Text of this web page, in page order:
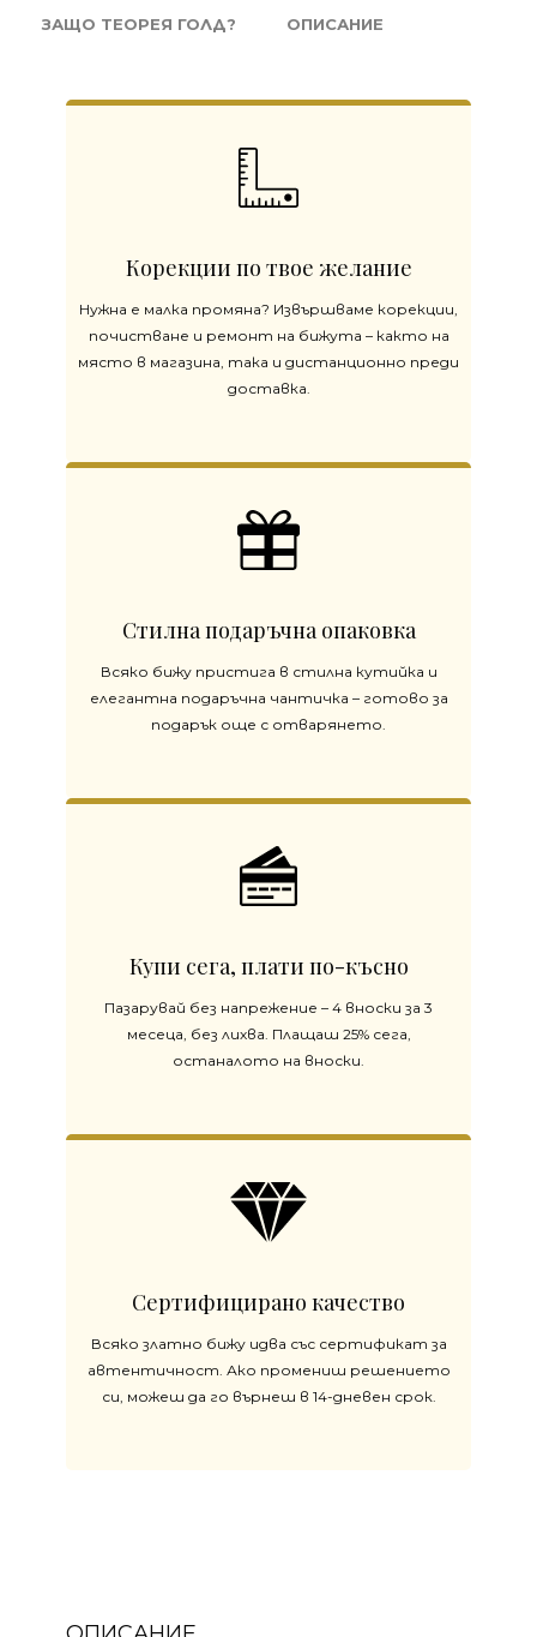
ЗАЩО ТЕОРЕЯ ГОЛД? ОПИСАНИЕ
Корекции по твое желание
Нужна е малка промяна? Извършваме корекции,
почистване и ремонт на бижута – както на
място в магазина, така и дистанционно преди
доставка.
Стилна подаръчна опаковка
Всяко бижу пристига в стилна кутийка и
елегантна подаръчна чантичка – готово за
подарък още с отварянето.
Купи сега, плати по-късно
Пазарувай без напрежение – 4 вноски за 3
месеца, без лихва. Плащаш 25% сега,
останалото на вноски.
Сертифицирано качество
Всяко златно бижу идва със сертификат за
автентичност. Ако промениш решението
си, можеш да го върнеш в 14-дневен срок.